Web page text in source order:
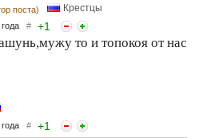
поста) Крестцы
года # +1
то и топокоя от нас
года # +1